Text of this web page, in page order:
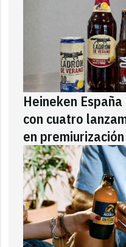
Heineken
con cuatro
en premiurización